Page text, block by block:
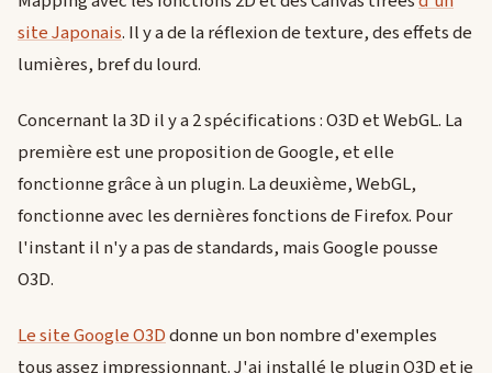
site Japonais. Il y a de la réflexion de texture, des effets de
lumières, bref du lourd.
Concernant la 3D il y a 2 spécifications : O3D et WebGL. La
première est une proposition de Google, et elle
fonctionne grâce à un plugin. La deuxième, WebGL,
fonctionne avec les dernières fonctions de Firefox. Pour
l'instant il n'y a pas de standards, mais Google pousse
O3D.
Le site Google O3Ddonne un bon nombre d'exemples